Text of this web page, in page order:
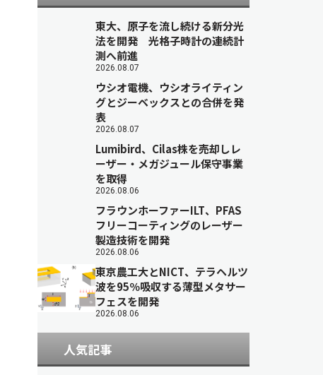
東大、原子を流し続ける新分光
法を開発 光格子時計の連続計
測へ前進
2026.08.07
ウシオ電機、ウシオライティン
グとジーベックスとの合併を発
表
2026.08.07
Lumibird、Cilas株を売却しレ
ーザー・メガジュール保守事業
を取得
2026.08.06
フラウンホーファーILT、PFAS
フリーコーティングのレーザー
製造技術を開発
2026.08.06
東京農工大とNICT、テラヘルツ
波を95％吸収する薄型メタサー
フェスを開発
2026.08.06
人気記事